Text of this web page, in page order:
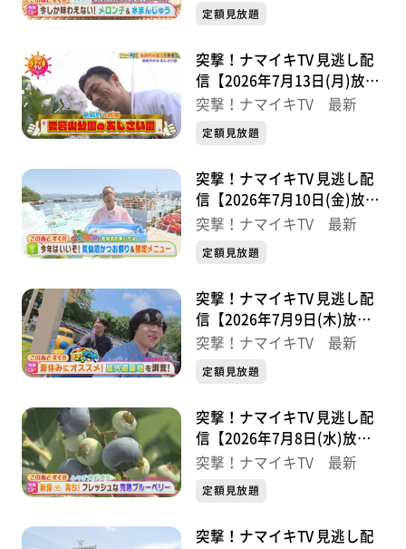
定額見放題
突撃！ナマイキTV 見逃し配
信【2026年7月13日(月)放送
分】
突撃！ナマイキTV 最新
定額見放題
突撃！ナマイキTV 見逃し配
信【2026年7月10日(金)放送
分】
突撃！ナマイキTV 最新
定額見放題
突撃！ナマイキTV 見逃し配
信【2026年7月9日(木)放送
分】
突撃！ナマイキTV 最新
定額見放題
突撃！ナマイキTV 見逃し配
信【2026年7月8日(水)放送
分】
突撃！ナマイキTV 最新
定額見放題
突撃！ナマイキTV 見逃し配